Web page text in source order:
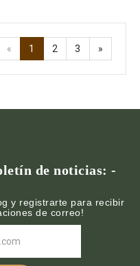
« 1 2 3 »
de noticias: -
y registrarte para recibir
de correo!